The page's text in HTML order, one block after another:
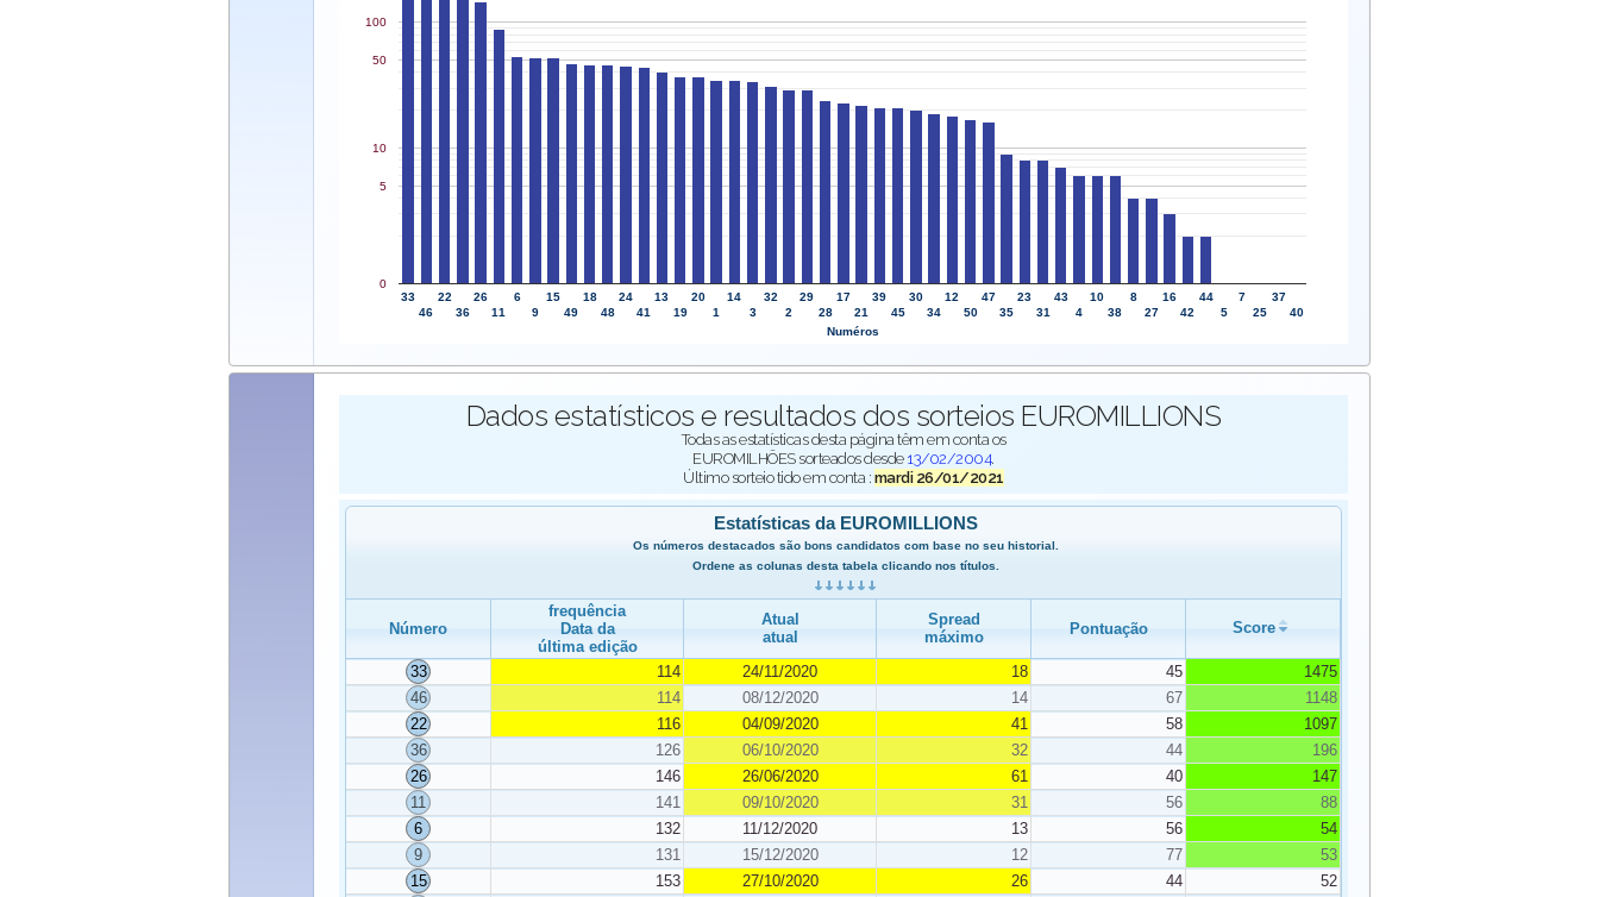
33
46
22
36
26
11
6
9
15
49
18
48
24
41
13
19
20
1
14
3
32
2
29
28
17
21
39
45
30
34
12
50
47
35
23
31
43
4
10
38
8
27
16
42
44
5
7
25
37
40
0
5
10
50
100
Numéros
Dados estatísticos e resultados dos sorteios EUROMILLIONS
Todas as estatísticas desta página têm em conta os
EUROMILHÕES sorteados desde 13/02/2004.
Último sorteio tido em conta : mardi 26/01/2021
Estatísticas da EUROMILLIONS
Os números destacados são bons candidatos com base no seu historial.
Ordene as colunas desta tabela clicando nos títulos.
Número
frequência
Data da
última edição
Atual
atual
Spread
máximo
Pontuação Score
33 114 24/11/2020 18 45
1475
46
114 08/12/2020 14 67
1148
22
116 04/09/2020 41 58
1097
36
126 06/10/2020 32 44
196
26
146 26/06/2020 61 40
147
11
141 09/10/2020 31 56
88
6
132 11/12/2020 13 56
54
9
131 15/12/2020 12 77
53
15
153 27/10/2020 26 44
52